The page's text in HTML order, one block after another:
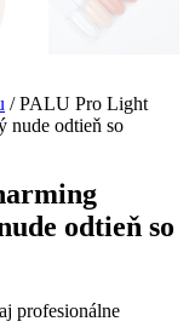
/ PALU Pro Light
nude odtieň so
odtieň so
profesionálne